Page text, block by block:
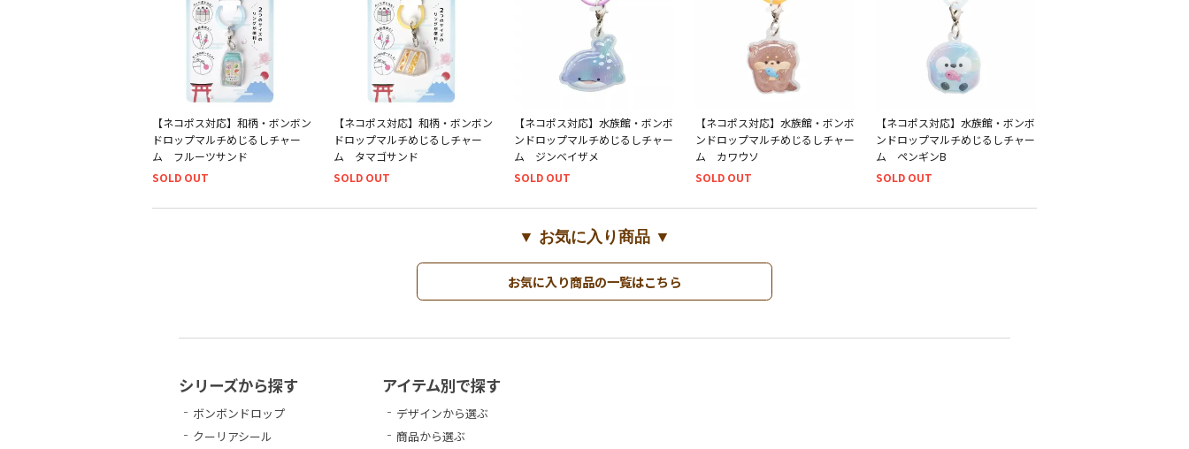
【ネコポス対応】和柄・ボンボン
ドロップマルチめじるしチャー
ム フルーツサンド
SOLD OUT
【ネコポス対応】和柄・ボンボン
ドロップマルチめじるしチャー
ム タマゴサンド
SOLD OUT
【ネコポス対応】水族館・ボンボ
ンドロップマルチめじるしチャー
ム ジンベイザメ
SOLD OUT
【ネコポス対応】水族館・ボンボ
ンドロップマルチめじるしチャー
ム カワウソ
SOLD OUT
【ネコポス対応】水族館・ボンボ
ンドロップマルチめじるしチャー
ム ペンギンB
SOLD OUT
▼ お気に入り商品 ▼
お気に入り商品の一覧はこちら
シリーズから探す
ボンボンドロップ
クーリアシール
アイテム別で探す
デザインから選ぶ
商品から選ぶ